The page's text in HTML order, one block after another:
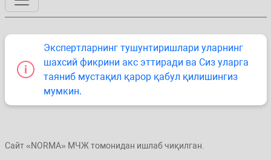
Экспертларнинг тушунтиришлари уларнинг
шахсий фикрини акс эттиради ва Сиз уларга
таяниб мустақил қарор қабул қилишингиз
мумкин.
Сайт «NORMA» МЧЖ томонидан ишлаб чиқилган.